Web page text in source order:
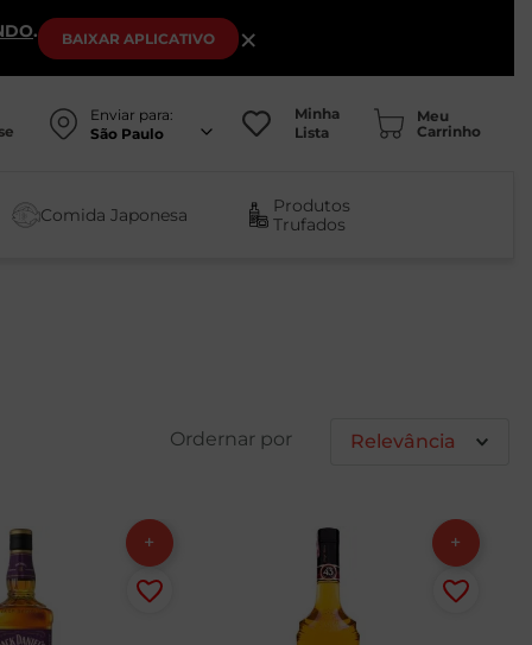
. BAIXAR APLICATIVO ×
Enviar para:
São Paulo
Minha
Lista
Comida Japonesa
Produtos
Trufados
Relevância